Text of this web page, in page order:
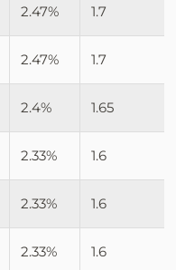
2.47% 1.7
2.47% 1.7
2.4% 1.65
2.33% 1.6
2.33% 1.6
2.33% 1.6